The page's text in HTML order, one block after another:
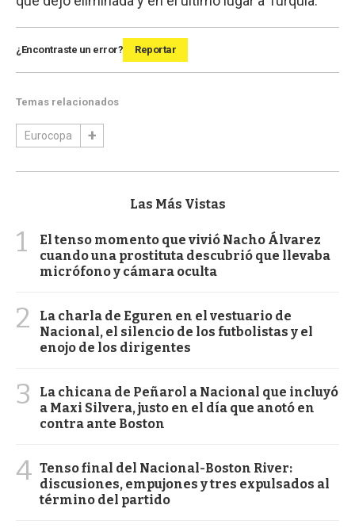
¿Encontraste un error? Reportar
Temas relacionados
Eurocopa
Las Más Vistas
1
El tenso momento que vivió Nacho Álvarez
cuando una prostituta descubrió que llevaba
micrófono y cámara oculta
2
La charla de Eguren en el vestuario de
Nacional, el silencio de los futbolistas y el
enojo de los dirigentes
3
La chicana de Peñarol a Nacional que incluyó
a Maxi Silvera, justo en el día que anotó en
contra ante Boston
4 Tenso final del Nacional-Boston River:
discusiones, empujones y tres expulsados al
término del partido